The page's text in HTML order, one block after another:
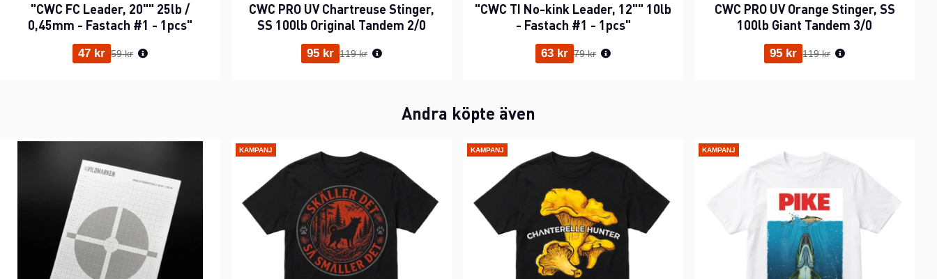
"CWC FC Leader, 20"" 25lb /
0,45mm - Fastach #1 - 1pcs"
47 kr Ordinarie pris:
59 kr
CWC PRO UV Chartreuse Stinger,
SS 100lb Original Tandem 2/0
95 kr Ordinarie pris:
119 kr
"CWC TI No-kink Leader, 12"" 10lb
- Fastach #1 - 1pcs"
63 kr Ordinarie pris:
79 kr
CWC PRO UV Orange Stinger, SS
100lb Giant Tandem 3/0
95 kr Ordinarie pris:
119 kr
Andra köpte även
KAMPANJ KAMPANJ KAMPANJ